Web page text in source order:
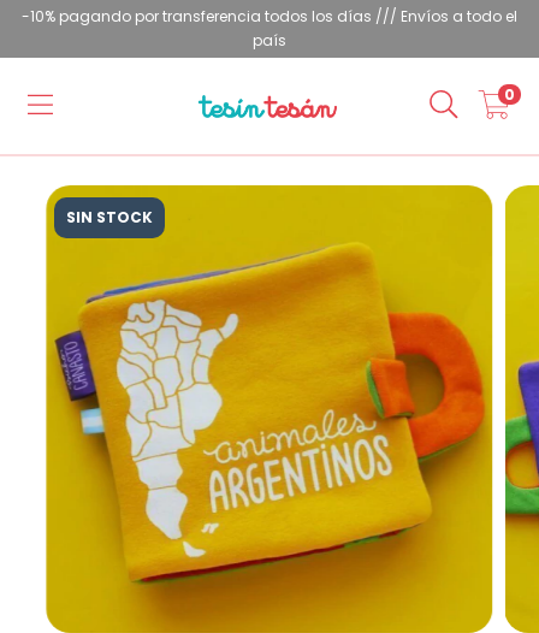
-10% pagando por transferencia todos los días /// Envíos a todo el
país
0
SIN STOCK